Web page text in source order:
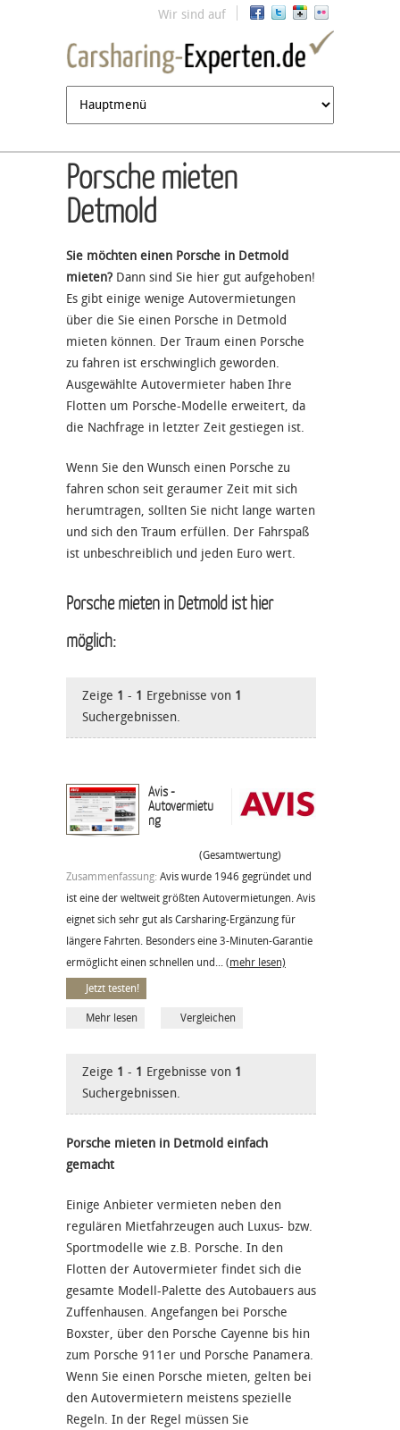
Jump to navigation
Wir sind auf
Porsche mieten
Detmold
Sie möchten einen Porsche in Detmold
mieten? Dann sind Sie hier gut aufgehoben!
Es gibt einige wenige Autovermietungen
über die Sie einen Porsche in Detmold
mieten können. Der Traum einen Porsche
zu fahren ist erschwinglich geworden.
Ausgewählte Autovermieter haben Ihre
Flotten um Porsche-Modelle erweitert, da
die Nachfrage in letzter Zeit gestiegen ist.
Wenn Sie den Wunsch einen Porsche zu
fahren schon seit geraumer Zeit mit sich
herumtragen, sollten Sie nicht lange warten
und sich den Traum erfüllen. Der Fahrspaß
ist unbeschreiblich und jeden Euro wert.
Porsche mieten in Detmold ist hier
möglich:
Zeige 1 - 1 Ergebnisse von 1
Suchergebnissen.
Avis -
Autovermietu
ng
(Gesamtwertung)
Zusammenfassung: Avis wurde 1946 gegründet und
ist eine der weltweit größten Autovermietungen. Avis
eignet sich sehr gut als Carsharing-Ergänzung für
längere Fahrten. Besonders eine 3-Minuten-Garantie
ermöglicht einen schnellen und... (mehr lesen)
Jetzt testen!
Mehr lesen Vergleichen
Zeige 1 - 1 Ergebnisse von 1
Suchergebnissen.
Porsche mieten in Detmold einfach
gemacht
Einige Anbieter vermieten neben den
regulären Mietfahrzeugen auch Luxus- bzw.
Sportmodelle wie z.B. Porsche. In den
Flotten der Autovermieter findet sich die
gesamte Modell-Palette des Autobauers aus
Zuffenhausen. Angefangen bei Porsche
Boxster, über den Porsche Cayenne bis hin
zum Porsche 911er und Porsche Panamera.
Wenn Sie einen Porsche mieten, gelten bei
den Autovermietern meistens spezielle
Regeln. In der Regel müssen Sie